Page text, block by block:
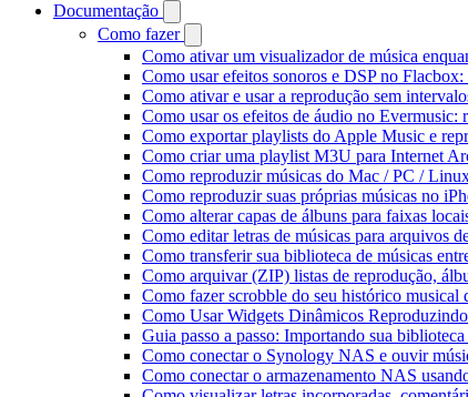
Documentação
Como fazer
Como ativar um visualizador de música
Como usar efeitos sonoros e DSP no
Como ativar e usar a reprodução sem
Como usar os efeitos de áudio no Evermusic:
Como exportar playlists do Apple Music e
Como criar uma playlist M3U para Internet
Como reproduzir músicas do Mac / PC /
Como reproduzir suas próprias músicas no
Como alterar capas de álbuns para faixas
Como editar letras de músicas para arquivos
Como transferir sua biblioteca de músicas
Como arquivar (ZIP) listas de reprodução,
Como fazer scrobble do seu histórico
Como Usar Widgets Dinâmicos
Guia passo a passo: Importando sua
Como conectar o Synology NAS e ouvir
Como conectar o armazenamento NAS